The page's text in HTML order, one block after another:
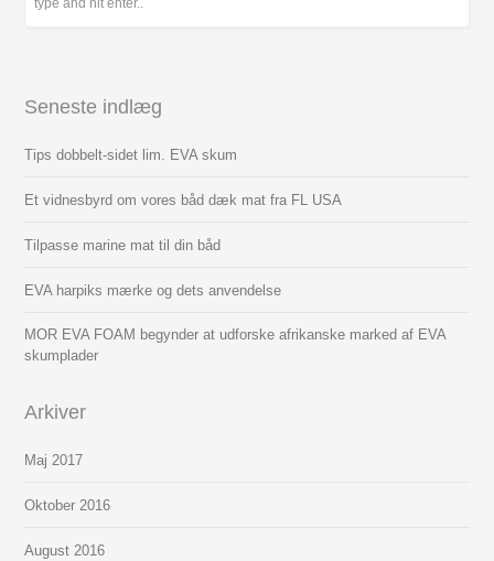
Seneste indlæg
Tips dobbelt-sidet lim. EVA skum
Et vidnesbyrd om vores båd dæk mat fra FL USA
Tilpasse marine mat til din båd
EVA harpiks mærke og dets anvendelse
MOR EVA FOAM begynder at udforske afrikanske marked af EVA
skumplader
Arkiver
Maj 2017
Oktober 2016
August 2016